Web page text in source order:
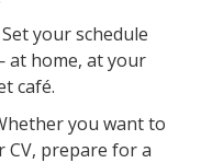
Set your schedule
at home, at your
café.
you want to
CV, prepare for a